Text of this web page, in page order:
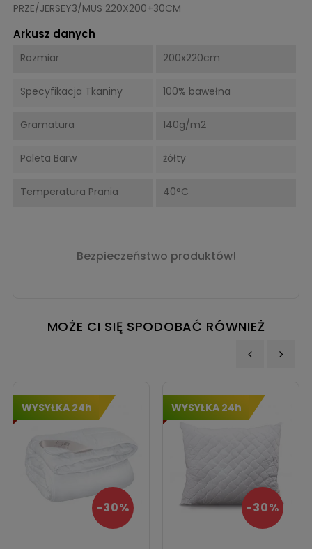
PRZE/JERSEY3/MUS 220X200+30CM
Arkusz danych
Rozmiar 200x220cm
Specyfikacja Tkaniny 100% bawełna
Gramatura 140g/m2
Paleta Barw żółty
Temperatura Prania 40°C
Bezpieczeństwo produktów!
MOŻE CI SIĘ SPODOBAĆ RÓWNIEŻ
WYSYŁKA 24h
-30%
WYSYŁKA 24h
-30%